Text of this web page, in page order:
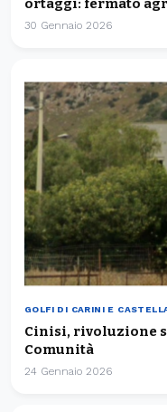
ortaggi: fermato
30 Gennaio 2026
GOLFI DI CARINI E
Cinisi, rivoluzione
Comunità
24 Gennaio 2026